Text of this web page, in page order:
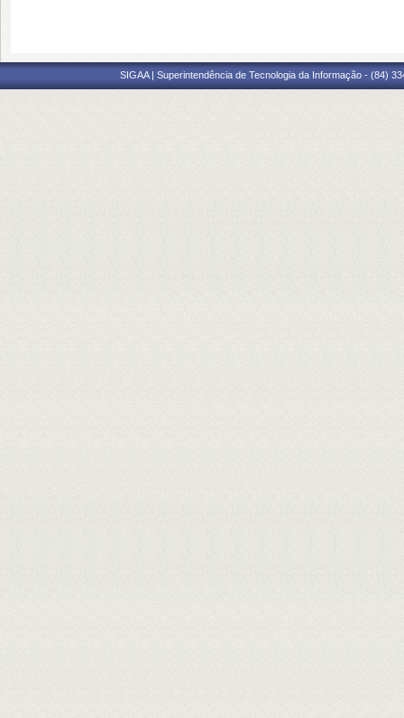
SIGAA | Superintendência de Tecnologia da Informação - (84)